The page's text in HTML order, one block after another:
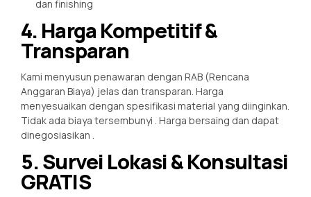
dan finishing
4. Harga Kompetitif &
Transparan
Kami menyusun penawaran dengan RAB (Rencana
Anggaran Biaya) jelas dan transparan. Harga
menyesuaikan dengan spesifikasi material yang diinginkan.
Tidak ada biaya tersembunyi . Harga bersaing dan dapat
dinegosiasikan .
5. Survei Lokasi & Konsultasi
GRATIS